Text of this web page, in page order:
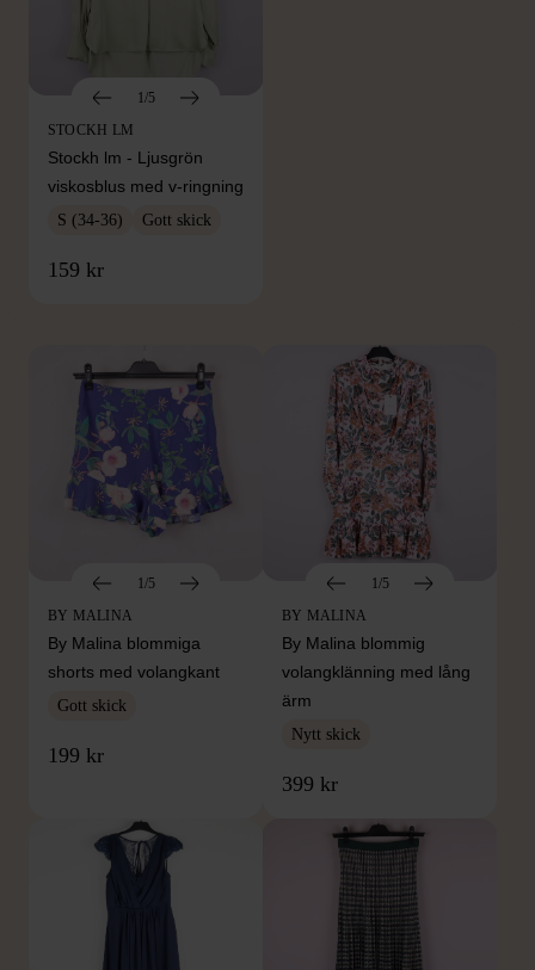
1/5
STOCKH LM
Stockh lm - Ljusgrön
viskosblus med v-ringning
S (34-36) Gott skick
159 kr
FRÅN SAMMA VARUMÄRKE
1/5
BY MALINA
By Malina blommiga
shorts med volangkant
Gott skick
199 kr
1/5
BY MALINA
By Malina blommig
volangklänning med lång
ärm
Nytt skick
399 kr